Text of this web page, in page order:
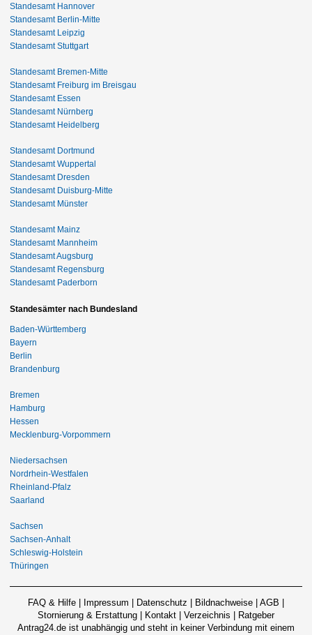
Standesamt Hannover
Standesamt Berlin-Mitte
Standesamt Leipzig
Standesamt Stuttgart
Standesamt Bremen-Mitte
Standesamt Freiburg im Breisgau
Standesamt Essen
Standesamt Nürnberg
Standesamt Heidelberg
Standesamt Dortmund
Standesamt Wuppertal
Standesamt Dresden
Standesamt Duisburg-Mitte
Standesamt Münster
Standesamt Mainz
Standesamt Mannheim
Standesamt Augsburg
Standesamt Regensburg
Standesamt Paderborn
Standesämter nach Bundesland
Baden-Württemberg
Bayern
Berlin
Brandenburg
Bremen
Hamburg
Hessen
Mecklenburg-Vorpommern
Niedersachsen
Nordrhein-Westfalen
Rheinland-Pfalz
Saarland
Sachsen
Sachsen-Anhalt
Schleswig-Holstein
Thüringen
FAQ & Hilfe Impressum Datenschutz Bildnachweise AGB
Stornierung & Erstattung
Kontakt Verzeichnis
Ratgeber
Antrag24.de ist unabhängig und steht in keiner Verbindung mit einem